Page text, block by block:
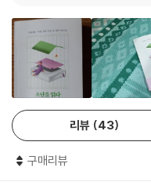
나도 좋은 삶을 살고 싶다.
소년이 이런 삶을 원하게 되
위해서 해야 하는 일이다. 욕망
가 아닐까. 소년이 좋은 삶이
으면 좋겠다.
소년원에도 ‘사람’이 살고 있다.
--- p.216
삶의 이력을 알게 된다. 자신의
른 문장은 보통 사람들의 감상
함을 안타까워하는 강준이는
다. 17년 동안 한 번도 누가 책
없는 민우는 6개월 동안 학교
30킬로그램이 늘도록 가정과
원을 나가는데 아무도 데리러
활관으로 간다. 아기 때 엄마
있는 것은 아닌지 부끄럽게 돌
- 엄기호 (문화학자)
리뷰 43
구매리뷰